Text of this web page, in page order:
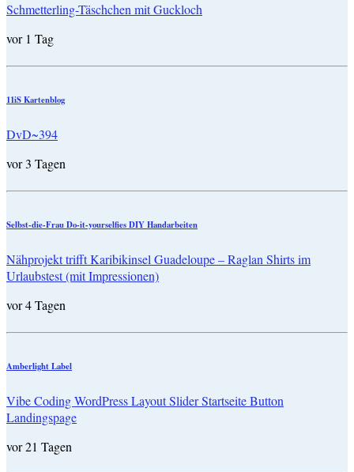
Schmetterling-Täschchen mit Guckloch
vor 1 Tag
11iS Kartenblog
DvD~394
vor 3 Tagen
Selbst-die-Frau Do-it-yourselfies DIY Handarbeiten
Nähprojekt trifft Karibikinsel Guadeloupe – Raglan Shirts im
Urlaubstest (mit Impressionen)
vor 4 Tagen
Amberlight Label
Vibe Coding WordPress Layout Slider Startseite Button
Landingspage
vor 21 Tagen